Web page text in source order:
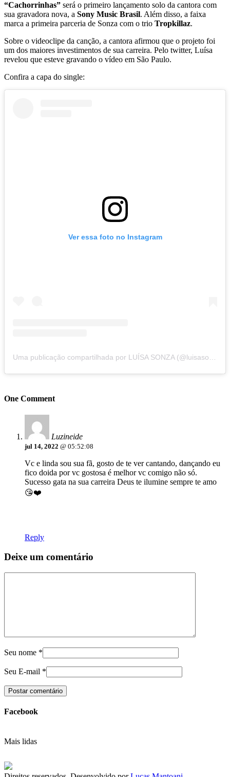
“Cachorrinhas” será o primeiro lançamento solo da cantora com
sua gravadora nova, a Sony Music Brasil. Além disso, a faixa
marca a primeira parceria de Sonza com o trio Tropkillaz.
Sobre o videoclipe da canção, a cantora afirmou que o projeto foi
um dos maiores investimentos de sua carreira. Pelo twitter, Luísa
revelou que esteve gravando o vídeo em São Paulo.
Confira a capa do single:
Ver essa foto no Instagram
Uma publicação compartilhada por LUÍSA SONZA (@luisasonza)
One Comment
Luzineide
jul 14, 2022 @ 05:52:08
Vc e linda sou sua fã, gosto de te ver cantando, dançando eu
fico doida por vc gostosa é melhor vc comigo não só.
Sucesso gata na sua carreira Deus te ilumine sempre te amo
😘❤️
Reply
Deixe um comentário
Seu nome *
Seu E-mail *
Facebook
Mais lidas